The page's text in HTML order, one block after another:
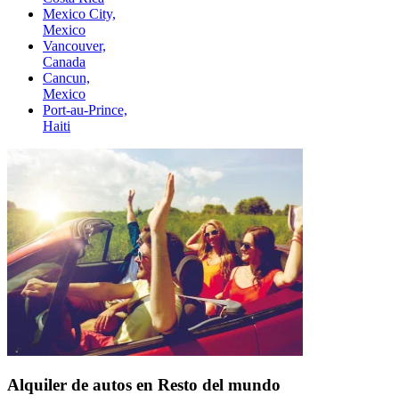
Mexico City,
Mexico
Vancouver,
Canada
Cancun,
Mexico
Port-au-Prince,
Haiti
Alquiler de autos en Resto del mundo